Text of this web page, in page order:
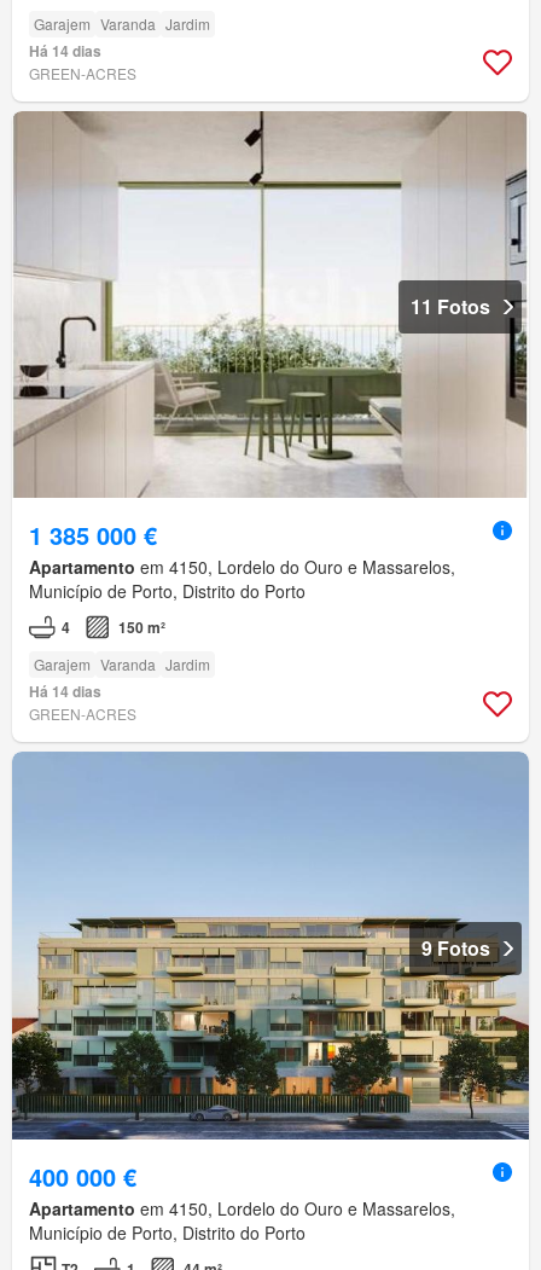
Garajem Varanda Jardim
Há 14 dias
GREEN-ACRES
11 Fotos
1 385 000 €
Apartamento em 4150, Lordelo do Ouro e Massarelos,
Município de Porto, Distrito do Porto
4 150 m²
Garajem Varanda Jardim
Há 14 dias
GREEN-ACRES
9 Fotos
400 000 €
Apartamento em 4150, Lordelo do Ouro e Massarelos,
Município de Porto, Distrito do Porto